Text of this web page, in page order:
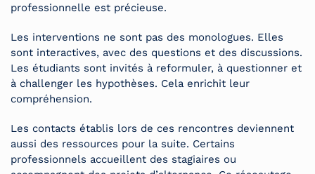
professionnelle est précieuse.
Les interventions ne sont pas des monologues. Elles
sont interactives, avec des questions et des discussions.
Les étudiants sont invités à reformuler, à questionner et
à challenger les hypothèses. Cela enrichit leur
compréhension.
Les contacts établis lors de ces rencontres deviennent
aussi des ressources pour la suite. Certains
professionnels accueillent des stagiaires ou